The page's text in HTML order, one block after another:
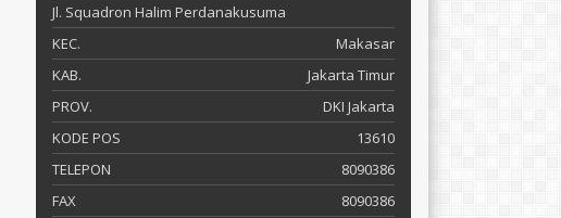
Jl. Squadron Halim Perdanakusuma
KEC.
Makasar
KAB.
Jakarta Timur
PROV.
DKI Jakarta
KODE POS
13610
TELEPON
8090386
FAX
8090386